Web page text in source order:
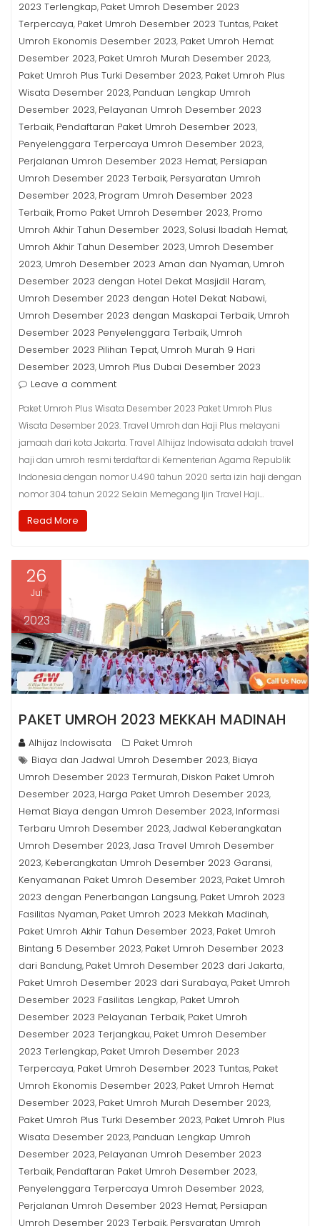
2023 Terlengkap, Paket Umroh Desember 2023
Terpercaya, Paket Umroh Desember 2023 Tuntas, Paket
Umroh Ekonomis Desember 2023, Paket Umroh Hemat
Desember 2023, Paket Umroh Murah Desember 2023,
Paket Umroh Plus Turki Desember 2023, Paket Umroh Plus
Wisata Desember 2023, Panduan Lengkap Umroh
Desember 2023, Pelayanan Umroh Desember 2023
Terbaik, Pendaftaran Paket Umroh Desember 2023,
Penyelenggara Terpercaya Umroh Desember 2023,
Perjalanan Umroh Desember 2023 Hemat, Persiapan
Umroh Desember 2023 Terbaik, Persyaratan Umroh
Desember 2023, Program Umroh Desember 2023
Terbaik, Promo Paket Umroh Desember 2023, Promo
Umroh Akhir Tahun Desember 2023, Solusi Ibadah Hemat,
Umroh Akhir Tahun Desember 2023, Umroh Desember
2023, Umroh Desember 2023 Aman dan Nyaman, Umroh
Desember 2023 dengan Hotel Dekat Masjidil Haram,
Umroh Desember 2023 dengan Hotel Dekat Nabawi,
Umroh Desember 2023 dengan Maskapai Terbaik, Umroh
Desember 2023 Penyelenggara Terbaik, Umroh
Desember 2023 Pilihan Tepat, Umroh Murah 9 Hari
Desember 2023, Umroh Plus Dubai Desember 2023
Leave a comment
Paket Umroh Plus Wisata Desember 2023 Paket Umroh Plus
Wisata Desember 2023. Travel Umroh dan Haji Plus melayani
jamaah dari kota Jakarta. Travel Alhijaz Indowisata adalah travel
haji dan umroh resmi terdaftar di Kementerian Agama Republik
Indonesia dengan nomor U.490 tahun 2020 serta izin haji dengan
nomor 304 tahun 2022 Selain Memegang Ijin Travel Haji…
Read More
26
Jul
2023
PAKET UMROH 2023 MEKKAH MADINAH
Alhijaz Indowisata
Paket Umroh
Biaya dan Jadwal Umroh Desember 2023, Biaya
Umroh Desember 2023 Termurah, Diskon Paket Umroh
Desember 2023, Harga Paket Umroh Desember 2023,
Hemat Biaya dengan Umroh Desember 2023, Informasi
Terbaru Umroh Desember 2023,Jadwal Keberangkatan
Umroh Desember 2023,Jasa Travel Umroh Desember
2023, Keberangkatan Umroh Desember 2023 Garansi,
Kenyamanan Paket Umroh Desember 2023, Paket Umroh
2023 dengan Penerbangan Langsung, Paket Umroh 2023
Fasilitas Nyaman, Paket Umroh 2023 Mekkah Madinah,
Paket Umroh Akhir Tahun Desember 2023, Paket Umroh
Bintang 5 Desember 2023, Paket Umroh Desember 2023
dari Bandung, Paket Umroh Desember 2023 dari Jakarta,
Paket Umroh Desember 2023 dari Surabaya, Paket Umroh
Desember 2023 Fasilitas Lengkap, Paket Umroh
Desember 2023 Pelayanan Terbaik, Paket Umroh
Desember 2023 Terjangkau, Paket Umroh Desember
2023 Terlengkap, Paket Umroh Desember 2023
Terpercaya, Paket Umroh Desember 2023 Tuntas, Paket
Umroh Ekonomis Desember 2023, Paket Umroh Hemat
Desember 2023, Paket Umroh Murah Desember 2023,
Paket Umroh Plus Turki Desember 2023, Paket Umroh Plus
Wisata Desember 2023, Panduan Lengkap Umroh
Desember 2023, Pelayanan Umroh Desember 2023
Terbaik, Pendaftaran Paket Umroh Desember 2023,
Penyelenggara Terpercaya Umroh Desember 2023,
Perjalanan Umroh Desember 2023 Hemat, Persiapan
Umroh Desember 2023 Terbaik, Persyaratan Umroh